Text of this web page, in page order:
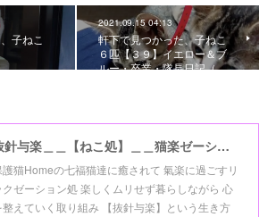
子ねこ
2021.09.15 04:13
軒下で見つかった、子ねこ
６匹【３９】イエロー＆ブ
ルー・卒業・隊長日記（…
抜針与楽＿＿【ねこ処】＿＿猫楽ゼーションHome☆
護猫Homeの七福猫達に癒されて 氣楽に過ごすリ
クゼーション処 楽しくムリせず暮らしながら 心
整えていく取り組み 【抜針与楽】という生き方